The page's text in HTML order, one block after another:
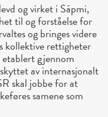
og virket i Sápmi,
til og forståelse for
og bringes videre
kollektive rettigheter
gjennom
av internasjonalt
skal jobbe for at
samene som